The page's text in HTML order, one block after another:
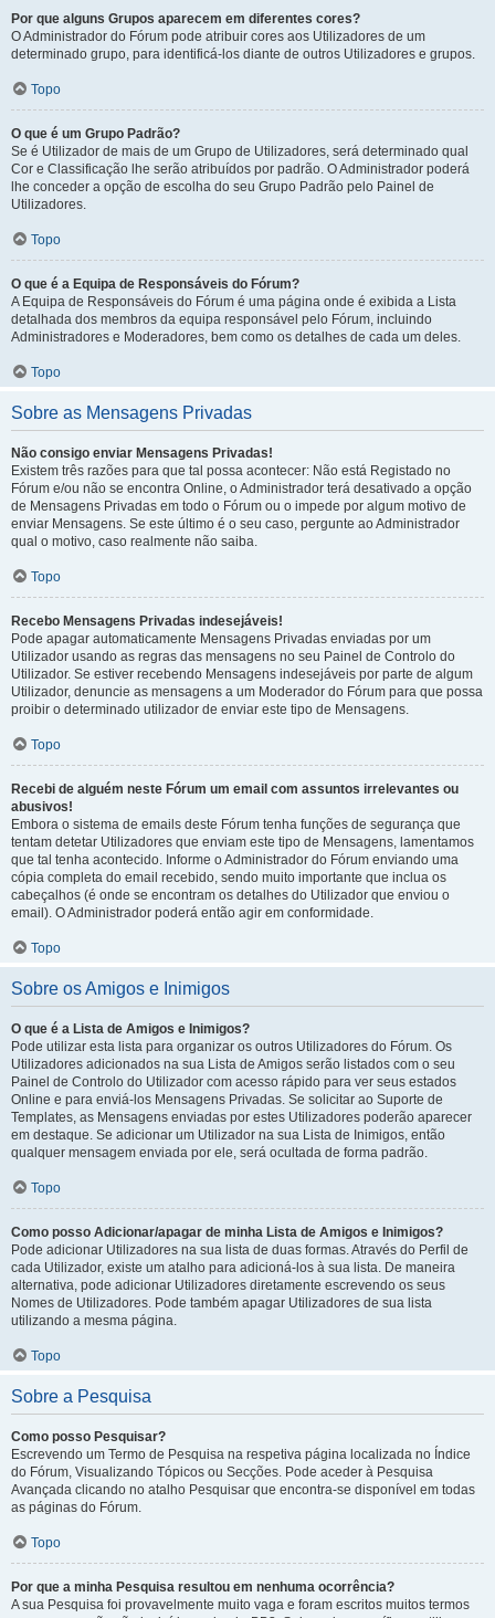
Por que alguns Grupos aparecem em diferentes cores?
O Administrador do Fórum pode atribuir cores aos Utilizadores de um
determinado grupo, para identificá-los diante de outros Utilizadores e grupos.
Topo
O que é um Grupo Padrão?
Se é Utilizador de mais de um Grupo de Utilizadores, será determinado qual
Cor e Classificação lhe serão atribuídos por padrão. O Administrador poderá
lhe conceder a opção de escolha do seu Grupo Padrão pelo Painel de
Utilizadores.
Topo
O que é a Equipa de Responsáveis do Fórum?
A Equipa de Responsáveis do Fórum é uma página onde é exibida a Lista
detalhada dos membros da equipa responsável pelo Fórum, incluindo
Administradores e Moderadores, bem como os detalhes de cada um deles.
Topo
Sobre as Mensagens Privadas
Não consigo enviar Mensagens Privadas!
Existem três razões para que tal possa acontecer: Não está Registado no
Fórum e/ou não se encontra Online, o Administrador terá desativado a opção
de Mensagens Privadas em todo o Fórum ou o impede por algum motivo de
enviar Mensagens. Se este último é o seu caso, pergunte ao Administrador
qual o motivo, caso realmente não saiba.
Topo
Recebo Mensagens Privadas indesejáveis!
Pode apagar automaticamente Mensagens Privadas enviadas por um
Utilizador usando as regras das mensagens no seu Painel de Controlo do
Utilizador. Se estiver recebendo Mensagens indesejáveis por parte de algum
Utilizador, denuncie as mensagens a um Moderador do Fórum para que possa
proibir o determinado utilizador de enviar este tipo de Mensagens.
Topo
Recebi de alguém neste Fórum um email com assuntos irrelevantes ou
abusivos!
Embora o sistema de emails deste Fórum tenha funções de segurança que
tentam detetar Utilizadores que enviam este tipo de Mensagens, lamentamos
que tal tenha acontecido. Informe o Administrador do Fórum enviando uma
cópia completa do email recebido, sendo muito importante que inclua os
cabeçalhos (é onde se encontram os detalhes do Utilizador que enviou o
email). O Administrador poderá então agir em conformidade.
Topo
Sobre os Amigos e Inimigos
O que é a Lista de Amigos e Inimigos?
Pode utilizar esta lista para organizar os outros Utilizadores do Fórum. Os
Utilizadores adicionados na sua Lista de Amigos serão listados com o seu
Painel de Controlo do Utilizador com acesso rápido para ver seus estados
Online e para enviá-los Mensagens Privadas. Se solicitar ao Suporte de
Templates, as Mensagens enviadas por estes Utilizadores poderão aparecer
em destaque. Se adicionar um Utilizador na sua Lista de Inimigos, então
qualquer mensagem enviada por ele, será ocultada de forma padrão.
Topo
Como posso Adicionar/apagar de minha Lista de Amigos e Inimigos?
Pode adicionar Utilizadores na sua lista de duas formas. Através do Perfil de
cada Utilizador, existe um atalho para adicioná-los à sua lista. De maneira
alternativa, pode adicionar Utilizadores diretamente escrevendo os seus
Nomes de Utilizadores. Pode também apagar Utilizadores de sua lista
utilizando a mesma página.
Topo
Sobre a Pesquisa
Como posso Pesquisar?
Escrevendo um Termo de Pesquisa na respetiva página localizada no Índice
do Fórum, Visualizando Tópicos ou Secções. Pode aceder à Pesquisa
Avançada clicando no atalho Pesquisar que encontra-se disponível em todas
as páginas do Fórum.
Topo
Por que a minha Pesquisa resultou em nenhuma ocorrência?
A sua Pesquisa foi provavelmente muito vaga e foram escritos muitos termos